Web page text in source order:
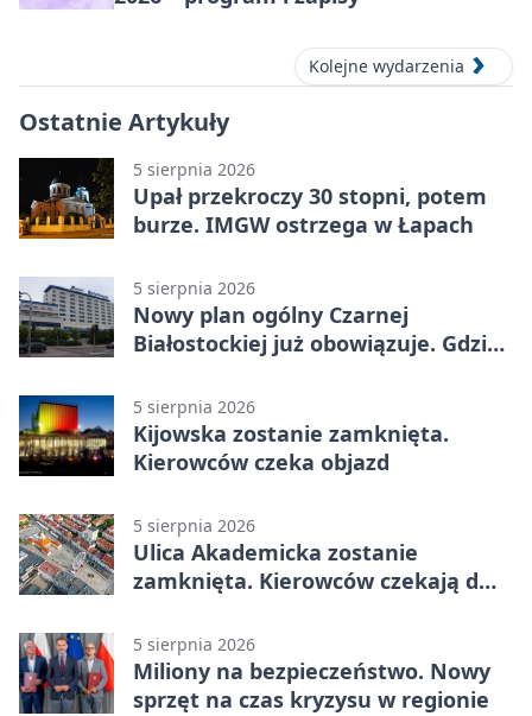
Kolejne wydarzenia
Ostatnie Artykuły
5 sierpnia 2026
Upał przekroczy 30 stopni, potem
burze. IMGW ostrzega w Łapach
5 sierpnia 2026
Nowy plan ogólny Czarnej
Białostockiej już obowiązuje. Gdzie
5 sierpnia 2026
Kijowska zostanie zamknięta.
Kierowców czeka objazd
5 sierpnia 2026
Ulica Akademicka zostanie
zamknięta. Kierowców czekają dwa
5 sierpnia 2026
Miliony na bezpieczeństwo. Nowy
sprzęt na czas kryzysu w regionie